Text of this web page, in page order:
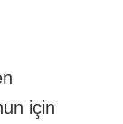
için